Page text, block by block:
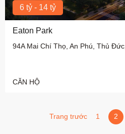
6 tỷ - 14 tỷ
Eaton Park
94A Mai Chí Thọ, An Phú, Thủ
CĂN HỘ
Trang trước
Trang trước
1 2